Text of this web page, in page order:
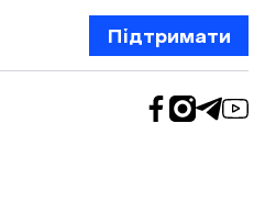
Підтримати